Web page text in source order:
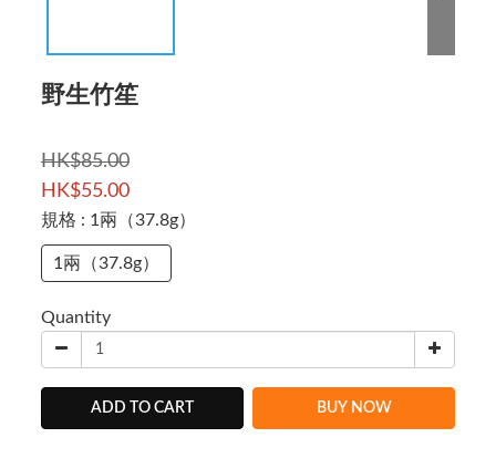
野生竹笙
HK$85.00
HK$55.00
規格 : 1兩（37.8g）
1兩（37.8g）
Quantity
ADD TO CART BUY NOW